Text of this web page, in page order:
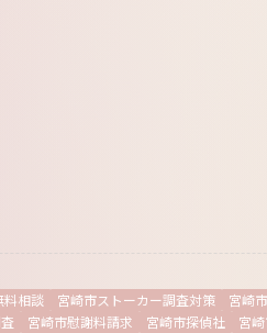
料相談 宮崎市ストーカー調査対策 宮崎
宮崎市慰謝料請求 宮崎市探偵社 宮